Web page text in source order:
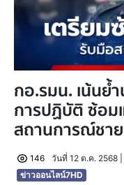
กอ.รมน. เน้นย้
การปฏิบัติ ซ้อ
สถานการณ์ชา
146
วันที่ 12 ต.ค. 2568 |
ข่าวออนไลน์7HD